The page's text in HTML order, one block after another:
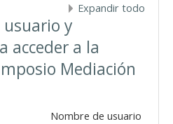
Expandir todo
usuario y
acceder a la
Mediación
Nombre de usuario